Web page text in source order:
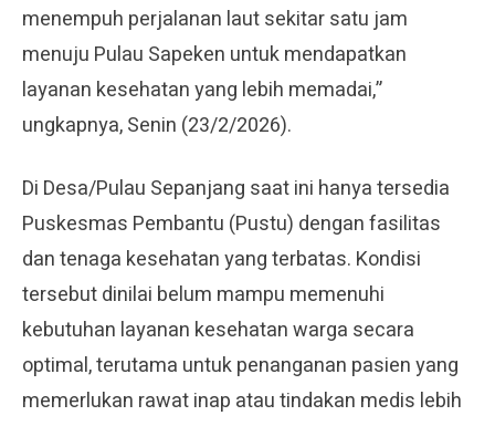
menempuh perjalanan laut sekitar satu jam
menuju Pulau Sapeken untuk mendapatkan
layanan kesehatan yang lebih memadai,”
ungkapnya, Senin (23/2/2026).
Di Desa/Pulau Sepanjang saat ini hanya tersedia
Puskesmas Pembantu (Pustu) dengan fasilitas
dan tenaga kesehatan yang terbatas. Kondisi
tersebut dinilai belum mampu memenuhi
kebutuhan layanan kesehatan warga secara
optimal, terutama untuk penanganan pasien yang
memerlukan rawat inap atau tindakan medis lebih